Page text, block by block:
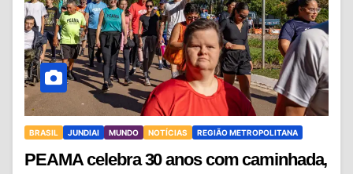
BRASIL JUNDIAI MUNDO NOTÍCIAS REGIÃO METROPOLITANA
PEAMA celebra 30 anos com caminhada,